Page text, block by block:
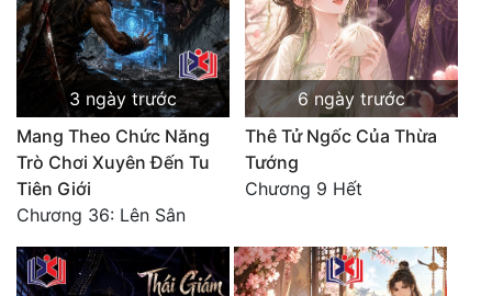
Xuyên Không
Xuyên Nhanh
Xuyên Sách
Xuyên Thư
Điền Văn
Đông Phương
3 ngày trước
Mang Theo Chức Năng
Trò Chơi Xuyên Đến Tu
Tiên Giới
Chương 36: Lên Sân
6 ngày trước
Thê Tử Ngốc Của Thừa
Tướng
Chương 9 Hết